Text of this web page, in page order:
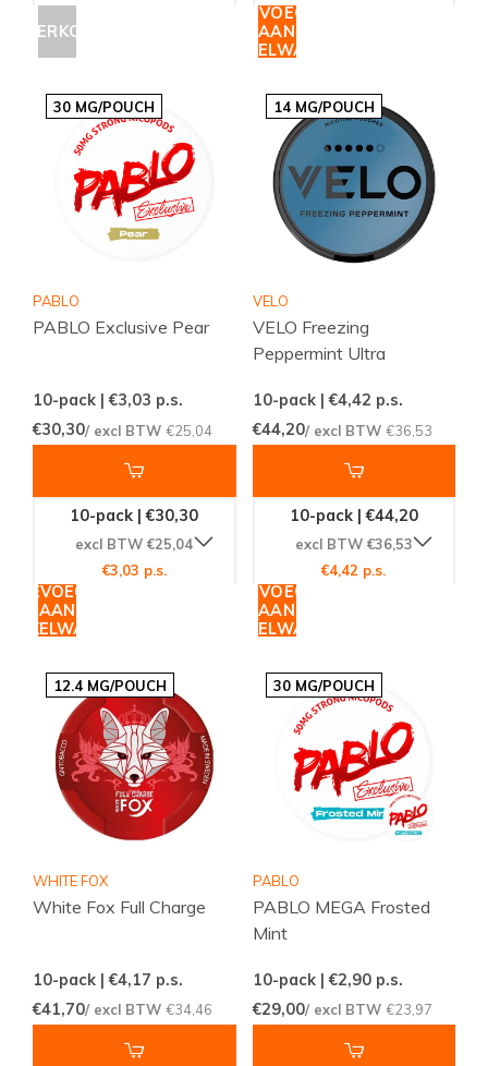
TOEVOEGEN
AAN
WINKELWAGEN
30 MG/POUCH
PABLO
PABLO Exclusive Pear
10-pack | €3,03 p.s.
€30,30/ excl BTW €25,04
10-pack | €30,30
excl BTW €25,04
€3,03 p.s.
TOEVOEGEN
AAN
14 MG/POUCH
VELO
VELO Freezing
Peppermint Ultra
10-pack | €4,42 p.s.
€44,20/ excl BTW €36,53
10-pack | €44,20
excl BTW €36,53
€4,42 p.s.
TOEVOEGEN
AAN
WINKELWAGEN
12.4 MG/POUCH
WHITE FOX
White Fox Full Charge
10-pack | €4,17 p.s.
€41,70/ excl BTW €34,46
30 MG/POUCH
PABLO
PABLO MEGA Frosted
Mint
10-pack | €2,90p.s.
€29,00/ excl BTW €23,97